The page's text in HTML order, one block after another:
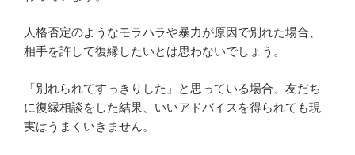
人格否定のようなモラハラや暴力が原因で別れた場合、
相手を許して復縁したいとは思わないでしょう。
「別れられてすっきりした」と思っている場合、友だち
に復縁相談をした結果、いいアドバイスを得られても現
実はうまくいきません。